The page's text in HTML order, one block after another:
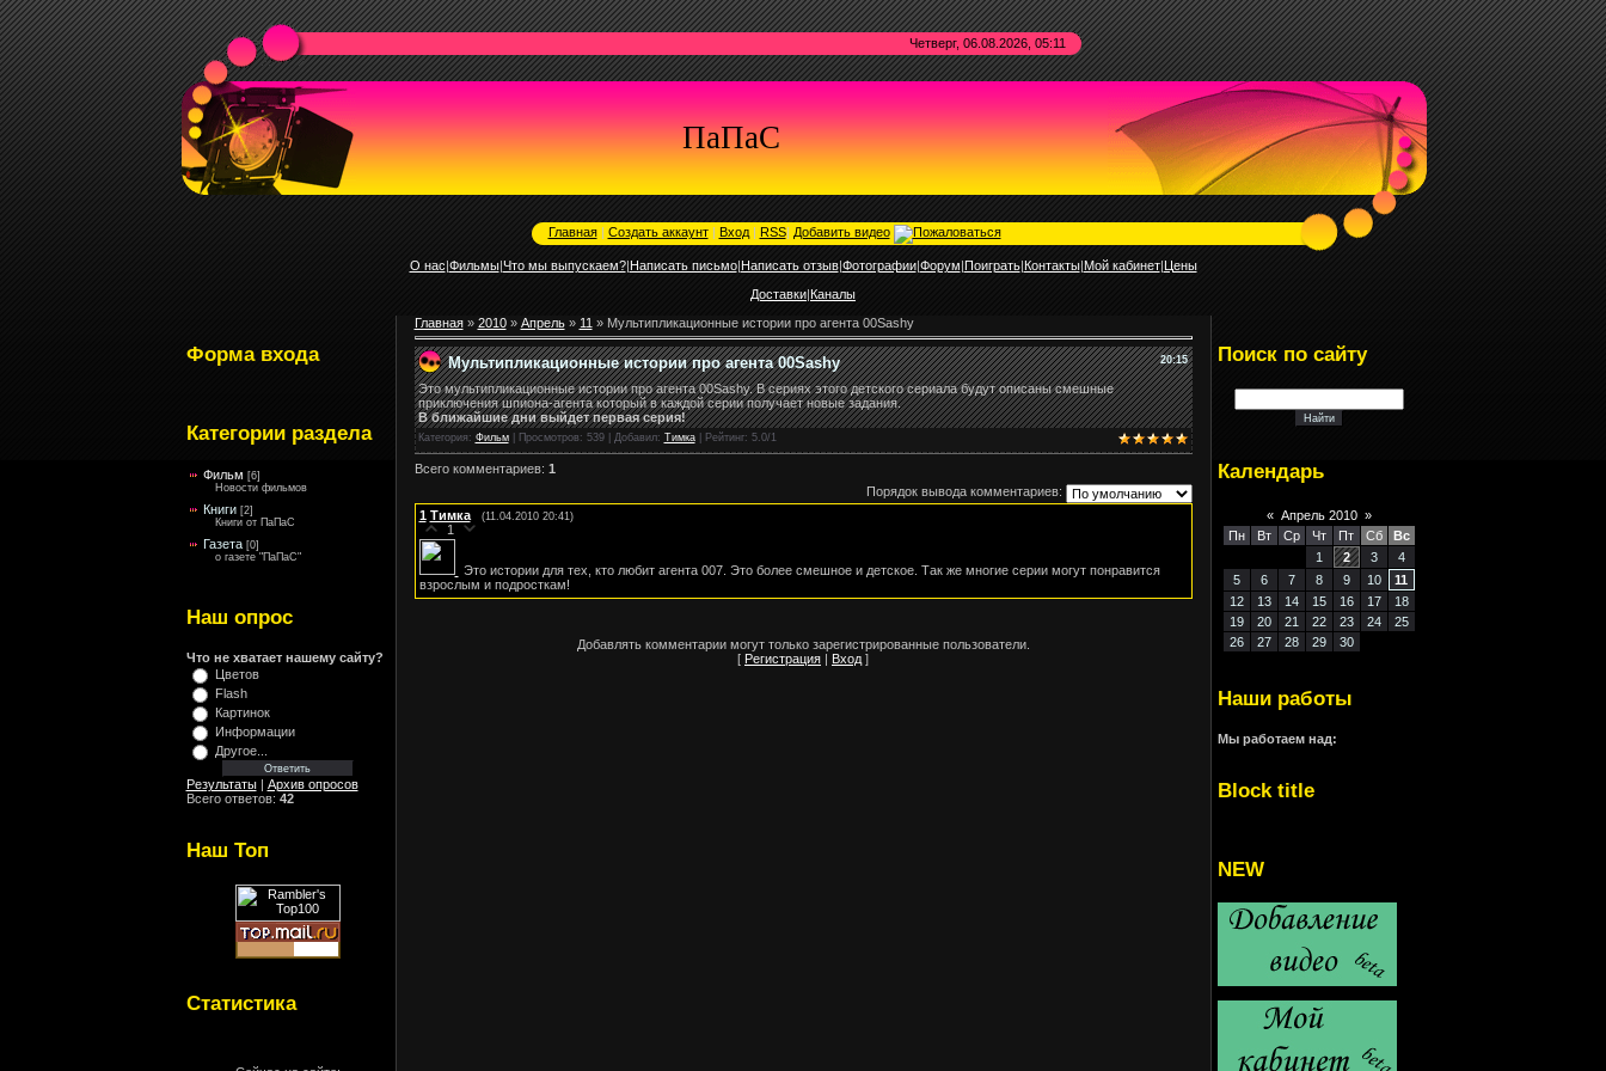
Четверг, 06.08.2026, 05:11
ПаПаС
Главная| Создать аккаунт| Вход| RSS| Добавить видео
О нас|Фильмы|Что мы выпускаем?|Написать письмо|Написать отзыв|Фотографии|Форум|Поиграть|Контакты|Мой кабинет|Цены
Доставки|Каналы
Форма входа
Категории раздела
Фильм [6]
Новости фильмов
Книги [2]
Книги от ПаПаС
Газета [0]
о газете "ПаПаС"
Наш опрос
Что не хватает нашему сайту?
Цветов
Flash
Картинок
Информации
Другое...
Результаты| Архив опросов
Всего ответов: 42
Наш Топ
Статистика
Главная» 2010 » Апрель » 11 » Мультипликационные истории про агента 00Sashy
20:15
Мультипликационные истории про агента 00Sashy
Это мультипликационные истории про агента 00Sashy. В сериях этого детского сериала будут описаны смешные
приключения шпиона-агента который в каждой серии получает новые задания.
В ближайшие дни выйдет первая серия!
Категория : Фильм| Просмотров: 539 | Добавил: Тимка| Рейтинг: 5.0/1
Всего комментариев: 1
Порядок вывода комментариев:
1 Тимка (11.04.2010 20:41)
1
Это истории для тех, кто любит агента 007. Это более смешное и детское. Так же многие серии могут понравится
взрослым и подросткам!
Добавлять комментарии могут только зарегистрированные пользователи.
[ Регистрация | Вход ]
Поиск по сайту
Календарь
« Апрель 2010 »
Пн
Вт Ср Чт Пт Сб
Вс
1
2 3
4
5
6 7 8 9 10
11
12
13 14 15 16 17
18
19
20 21 22 23 24
25
26
27 28 29 30
Наши работы
Мы работаем над:
Block title
NEW